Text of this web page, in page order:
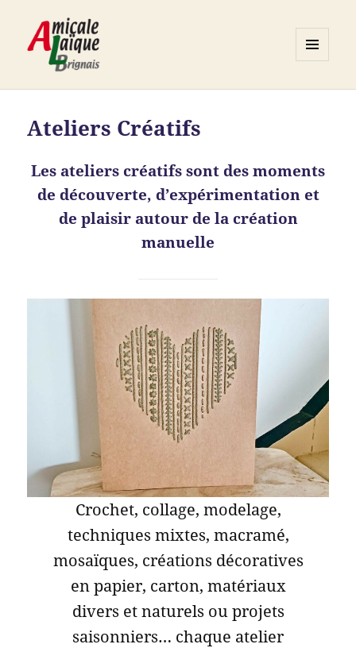
WIDGETS
Ateliers Créatifs
Les ateliers créatifs sont des moments
de découverte, d’expérimentation et
de plaisir autour de la création
manuelle
Crochet, collage, modelage,
techniques mixtes, macramé,
mosaïques, créations décoratives
en papier, carton, matériaux
divers et naturels ou projets
saisonniers… chaque atelier